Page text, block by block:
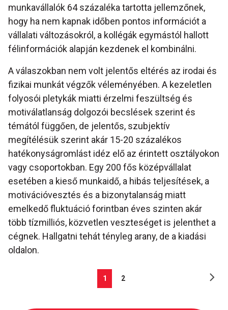
munkavállalók 64 százaléka tartotta jellemzőnek,
hogy ha nem kapnak időben pontos információt a
vállalati változásokról, a kollégák egymástól hallott
félinformációk alapján kezdenek el kombinálni.
A válaszokban nem volt jelentős eltérés az irodai és
fizikai munkát végzők véleményében. A kezeletlen
folyosói pletykák miatti érzelmi feszültség és
motiválatlanság dolgozói becslések szerint és
témától függően, de jelentős, szubjektív
megítélésük szerint akár 15-20 százalékos
hatékonyságromlást idéz elő az érintett osztályokon
vagy csoportokban. Egy 200 fős középvállalat
esetében a kieső munkaidő, a hibás teljesítések, a
motivációvesztés és a bizonytalanság miatt
emelkedő fluktuáció forintban éves szinten akár
több tízmilliós, közvetlen veszteséget is jelenthet a
cégnek. Hallgatni tehát tényleg arany, de a kiadási
oldalon.
1 2